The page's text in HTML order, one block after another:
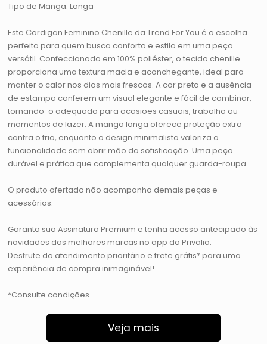
Tipo de Manga: Longa
Este Cardigan Feminino Chenille da Trend For You é a escolha
perfeita para quem busca conforto e estilo em uma peça
versátil. Confeccionado em 100% poliéster, o tecido chenille
proporciona uma textura macia e aconchegante, ideal para
manter o calor nos dias mais frescos. A cor preta e a ausência
de estampa conferem um visual elegante e fácil de combinar,
tornando-o adequado para ocasiões casuais, trabalho ou
momentos de lazer. A manga longa oferece proteção extra
contra o frio, enquanto o design minimalista valoriza a
funcionalidade sem abrir mão da sofisticação. Uma peça
durável e prática que complementa qualquer guarda-roupa.
O produto ofertado não acompanha demais peças e
acessórios.
Garanta sua Assinatura Premium e tenha acesso antecipado às
novidades das melhores marcas no app da Privalia.
Desfrute do atendimento prioritário e frete grátis* para uma
experiência de compra inimaginável!
*Consulte condições
Veja mais